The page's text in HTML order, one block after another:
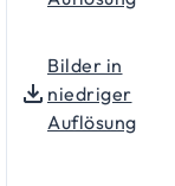
Bilder in
niedriger
Auflösung